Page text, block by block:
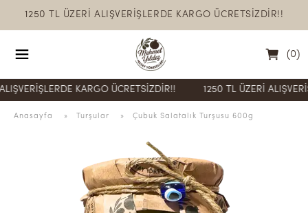
1250 TL ÜZERİ ALIŞVERİŞLERDE KARGO ÜCRETSİZDİR!!
(0)
KARGO ÜCRETSİZDİR!! 1250 TL ÜZERİ
Anasayfa » Turşular » Çubuk Salatalık Turşusu 600g